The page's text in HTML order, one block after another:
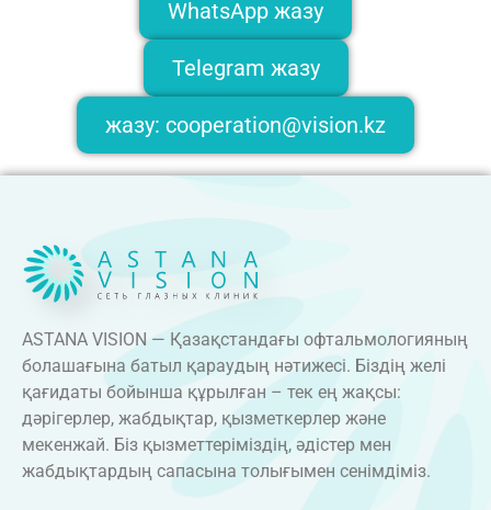
WhatsApp жазу
Telegram жазу
жазу: cooperation@vision.kz
ASTANA VISION — Қазақстандағы офтальмологияның
болашағына батыл қараудың нәтижесі. Біздің желі
қағидаты бойынша құрылған – тек ең жақсы:
дәрігерлер, жабдықтар, қызметкерлер және
мекенжай. Біз қызметтеріміздің, әдістер мен
жабдықтардың сапасына толығымен сенімдіміз.